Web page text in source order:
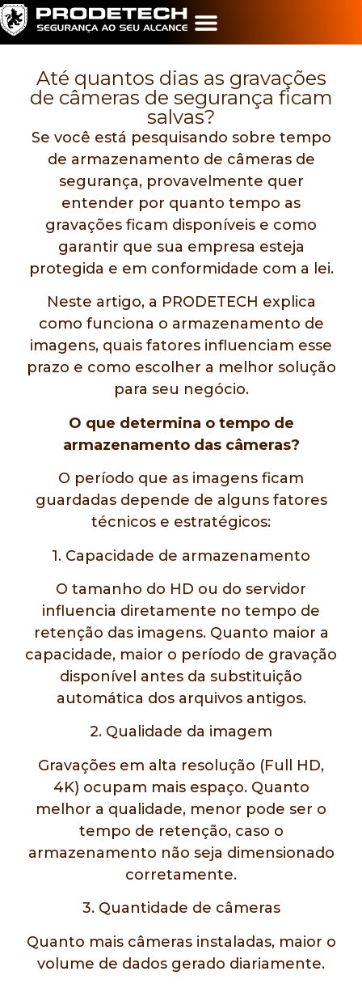
Até quantos dias as gravações
de câmeras de segurança ficam
salvas?
Se você está pesquisando sobre tempo
de armazenamento de câmeras de
segurança, provavelmente quer
entender por quanto tempo as
gravações ficam disponíveis e como
garantir que sua empresa esteja
protegida e em conformidade com a lei.
Neste artigo, a PRODETECH explica
como funciona o armazenamento de
imagens, quais fatores influenciam esse
prazo e como escolher a melhor solução
para seu negócio.
O que determina o tempo de
armazenamento das câmeras?
O período que as imagens ficam
guardadas depende de alguns fatores
técnicos e estratégicos:
1. Capacidade de armazenamento
O tamanho do HD ou do servidor
influencia diretamente no tempo de
retenção das imagens. Quanto maior a
capacidade, maior o período de gravação
disponível antes da substituição
automática dos arquivos antigos.
2. Qualidade da imagem
Gravações em alta resolução (Full HD,
4K) ocupam mais espaço. Quanto
melhor a qualidade, menor pode ser o
tempo de retenção, caso o
armazenamento não seja dimensionado
corretamente.
3. Quantidade de câmeras
Quanto mais câmeras instaladas, maior o
volume de dados gerado diariamente.